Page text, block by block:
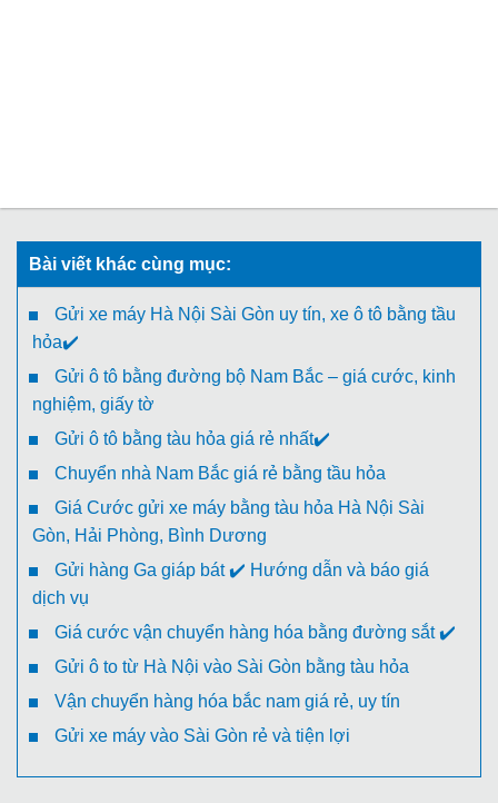
Bài viết khác cùng mục:
Gửi xe máy Hà Nội Sài Gòn uy tín, xe ô tô bằng tầu
hỏa✔️
Gửi ô tô bằng đường bộ Nam Bắc – giá cước, kinh
nghiệm, giấy tờ
Gửi ô tô bằng tàu hỏa giá rẻ nhất✔️
Chuyển nhà Nam Bắc giá rẻ bằng tầu hỏa
Giá Cước gửi xe máy bằng tàu hỏa Hà Nội Sài
Gòn, Hải Phòng, Bình Dương
Gửi hàng Ga giáp bát ✔️ Hướng dẫn và báo giá
dịch vụ
Giá cước vận chuyển hàng hóa bằng đường sắt ✔️
Gửi ô to từ Hà Nội vào Sài Gòn bằng tàu hỏa
Vận chuyển hàng hóa bắc nam giá rẻ, uy tín
Gửi xe máy vào Sài Gòn rẻ và tiện lợi